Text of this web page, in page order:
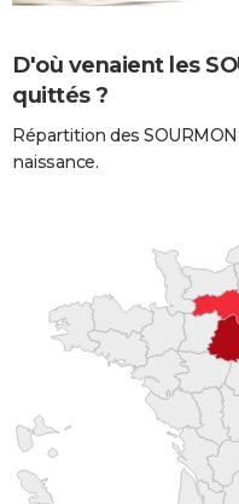
D'où venaient les
quittés ?
Répartition des
naissance.